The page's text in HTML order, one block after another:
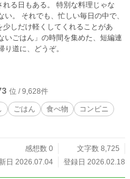
。 特別な料理じゃな
の中で、
少しだけ軽くしてくれることがあ
日の帰り道に、どうぞ。
位 / 9,628件
ごはん 食べ物
コンビニ
感想数 0
文字数 8,725
日 2026.07.04
登録日 2026.02.18